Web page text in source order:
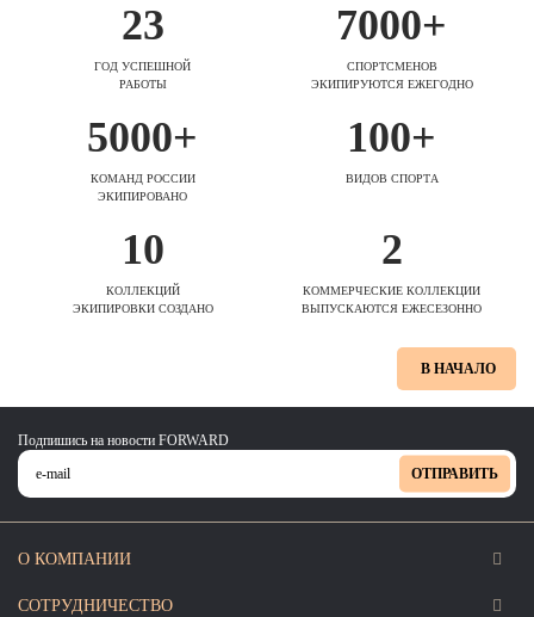
23
ГОД УСПЕШНОЙ
РАБОТЫ
7000+
СПОРТСМЕНОВ
ЭКИПИРУЮТСЯ ЕЖЕГОДНО
5000+
КОМАНД РОССИИ
ЭКИПИРОВАНО
100+
ВИДОВ СПОРТА
10
КОЛЛЕКЦИЙ
ЭКИПИРОВКИ СОЗДАНО
2
КОММЕРЧЕСКИЕ КОЛЛЕКЦИИ
ВЫПУСКАЮТСЯ ЕЖЕСЕЗОННО
В НАЧАЛО
Подпишись на новости FORWARD
ОТПРАВИТЬ
О КОМПАНИИ
СОТРУДНИЧЕСТВО